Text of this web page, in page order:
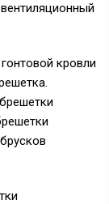
кровли